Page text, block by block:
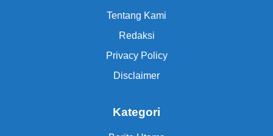
Tentang Kami
Redaksi
Privacy Policy
Disclaimer
Kategori